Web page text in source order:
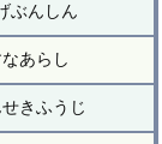
ぶんしん
あらし
きふうじ